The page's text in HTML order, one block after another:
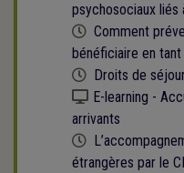
psychosociaux liés
Cette
Comment
bénéficiaire en
Cette
Droits de
Kit numérique
E-learning -
arrivants
Cette
étrangères par le